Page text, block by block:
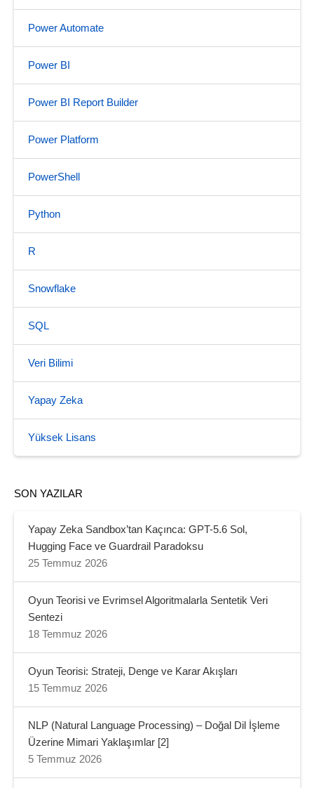
Power Automate
Power BI
Power BI Report Builder
Power Platform
PowerShell
Python
R
Snowflake
SQL
Veri Bilimi
Yapay Zeka
Yüksek Lisans
SON YAZILAR
Yapay Zeka Sandbox’tan Kaçınca: GPT-5.6 Sol,
Hugging Face ve Guardrail Paradoksu
25 Temmuz 2026
Oyun Teorisi ve Evrimsel Algoritmalarla Sentetik Veri
Sentezi
18 Temmuz 2026
Oyun Teorisi: Strateji, Denge ve Karar Akışları
15 Temmuz 2026
NLP (Natural Language Processing) – Doğal Dil İşleme
Üzerine Mimari Yaklaşımlar [2]
5 Temmuz 2026